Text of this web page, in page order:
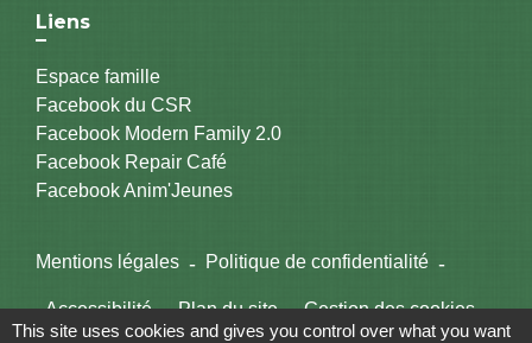
Liens
Espace famille
Facebook du CSR
Facebook Modern Family 2.0
Facebook Repair Café
Facebook Anim'Jeunes
Mentions légales - Politique de confidentialité -
Accessibilité - Plan du site - Gestion des cookies
This site uses cookies and gives you control over what you want